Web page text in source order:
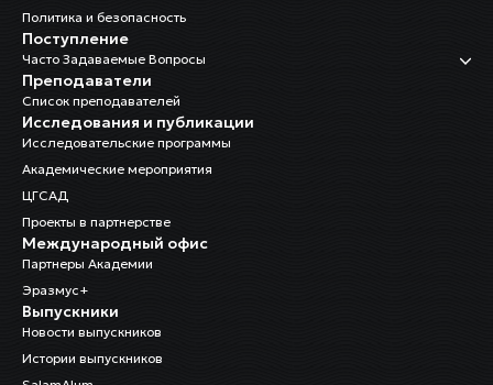
Политика и безопасность
Поступление
Часто Задаваемые Вопросы
Преподаватели
Список преподавателей
Исследования и публикации
Исследовательские программы
Академические мероприятия
ЦГСАД
Проекты в партнерстве
Международный офис
Партнеры Академии
Эразмус+
Выпускники
Новости выпускников
Истории выпускников